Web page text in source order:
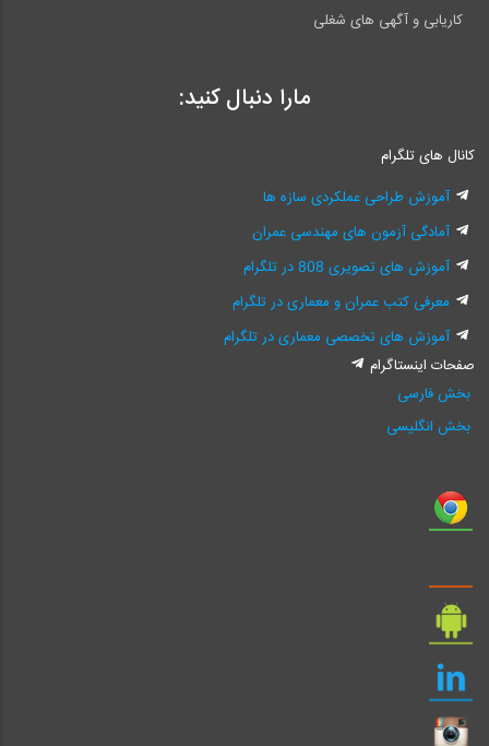
کاریابی و آگهی های شغلی
مارا دنبال کنید:
کانال های تلگرام
آموزش طراحی عملکردی سازه ها
آمادگی آزمون های مهندسی عمران
آموزش های تصویری 808 در تلگرام
معرفی کتب عمران و معماری در تلگرام
آموزش های تخصصی معماری در تلگرام
صفحات اینستاگرام
بخش فارسی
بخش انگلیسی